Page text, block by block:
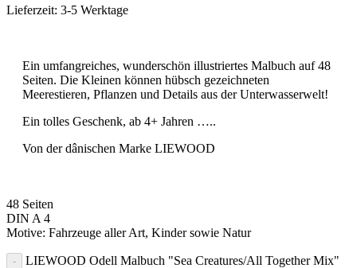
Lieferzeit: 3-5 Werktage
Ein umfangreiches, wunderschön illustriertes Malbuch auf 48
Seiten. Die Kleinen können hübsch gezeichneten
Meerestieren, Pflanzen und Details aus der Unterwasserwelt!
Ein tolles Geschenk, ab 4+ Jahren …..
Von der dânischen Marke LIEWOOD
48 Seiten
DIN A 4
Motive: Fahrzeuge aller Art, Kinder sowie Natur
LIEWOOD Odell Malbuch "Sea Creatures/All Together Mix"